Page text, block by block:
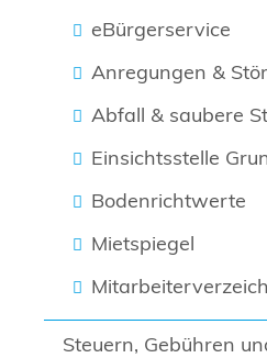
eBürgerservice
Anregungen &
Abfall & saubere
Einsichtsstelle
Bodenrichtwerte
Mietspiegel
Steuern, Gebühren